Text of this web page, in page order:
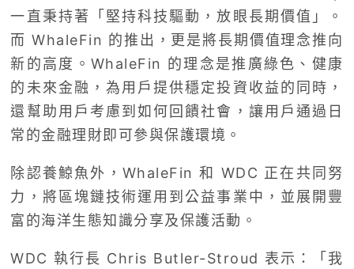
一直秉持著「堅持科技驅動，放眼長期價值」。
而 WhaleFin 的推出，更是將長期價值理念推向
新的高度。WhaleFin 的理念是推廣綠色、健康
的未來金融，為用戶提供穩定投資收益的同時，
還幫助用戶考慮到如何回饋社會，讓用戶通過日
常的金融理財即可參與保護環境。
除認養鯨魚外，WhaleFin 和 WDC 正在共同努
力，將區塊鏈技術運用到公益事業中，並展開豐
富的海洋生態知識分享及保護活動。
WDC 執行長 Chris Butler-Stroud 表示：「我